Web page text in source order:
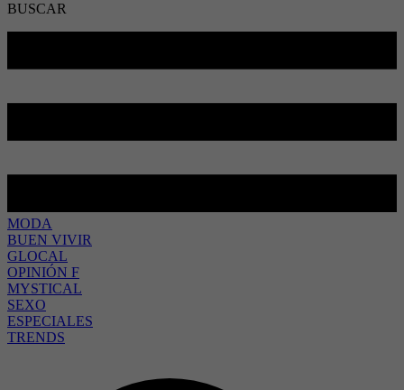
BUSCAR
MODA
BUEN VIVIR
GLOCAL
OPINIÓN F
MYSTICAL
SEXO
ESPECIALES
TRENDS